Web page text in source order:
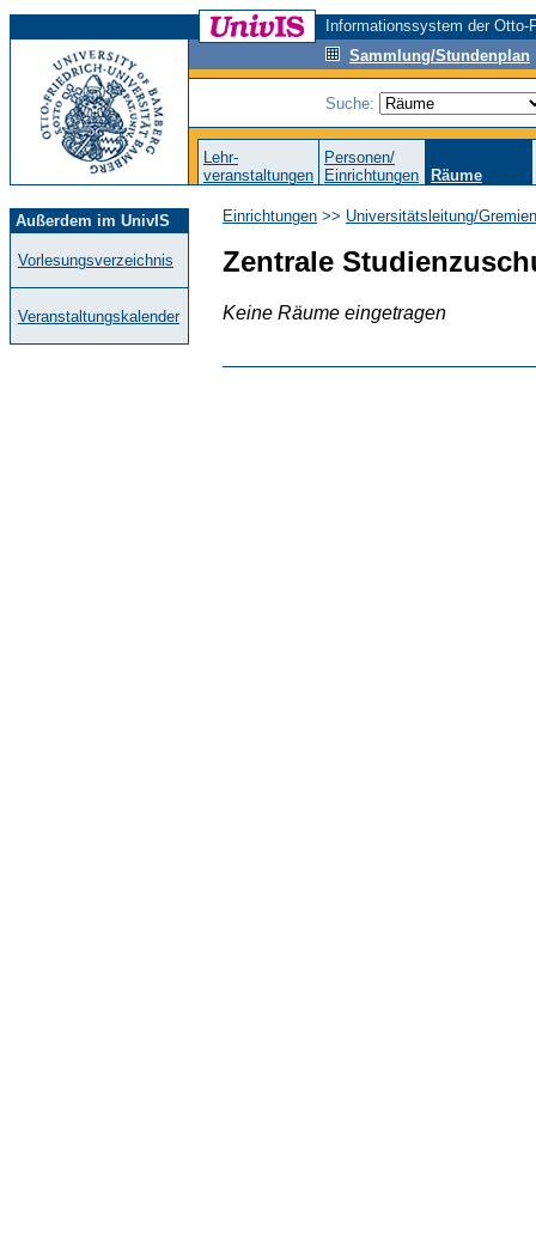
Informationssystem der
Sammlung/Stundenplan
Suche:
Lehr-
veranstaltungen
Personen/
Einrichtungen
Räume
Außerdem im UnivIS
Vorlesungsverzeichnis
Veranstaltungskalender
Einrichtungen >> Universitätsleitung/Gremien
Zentrale
Keine Räume eingetragen